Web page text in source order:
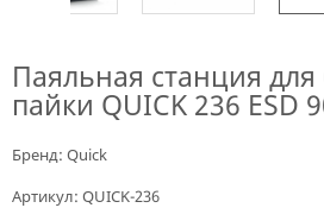
Паяльная станция
пайки QUICK 236 ESD
Бренд: Quick
Артикул: QUICK-236